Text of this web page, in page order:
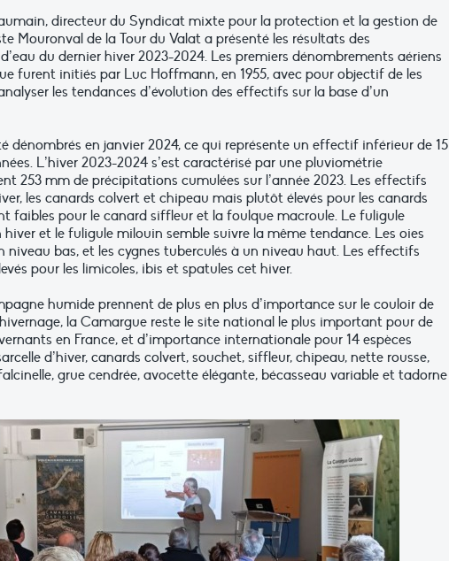
directeur du Syndicat mixte pour la protection et la gestion de
Mouronval de la Tour du Valat a présenté les résultats des
du dernier hiver 2023-2024. Les premiers dénombrements aériens
furent initiés par Luc Hoffmann, en 1955, avec pour objectif de les
les tendances d’évolution des effectifs sur la base d’un
dénombrés en janvier 2024, ce qui représente un effectif inférieur de 15
L’hiver 2023-2024 s’est caractérisé par une pluviométrie
253 mm de précipitations cumulées sur l’année 2023. Les effectifs
les canards colvert et chipeau mais plutôt élevés pour les canards
faibles pour le canard siffleur et la foulque macroule. Le fuligule
et le fuligule milouin semble suivre la même tendance. Les oies
niveau bas, et les cygnes tuberculés à un niveau haut. Les effectifs
pour les limicoles, ibis et spatules cet hiver.
humide prennent de plus en plus d’importance sur le couloir de
la Camargue reste le site national le plus important pour de
en France, et d’importance internationale pour 14 espèces
d’hiver, canards colvert, souchet, siffleur, chipeau, nette rousse,
grue cendrée, avocette élégante, bécasseau variable et tadorne